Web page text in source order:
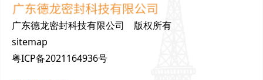
广东德龙密封科技有限公司 版权所有
sitemap
粤ICP备2021164936号